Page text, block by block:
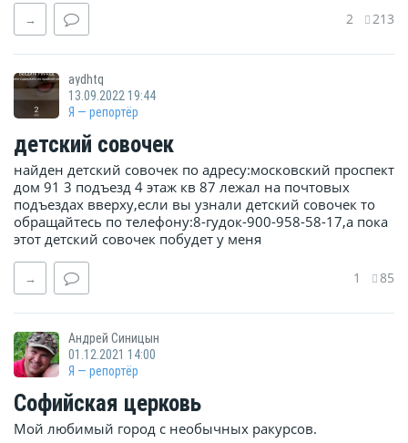
→ 2 213
aydhtq
13.09.2022 19:44
Я — репортёр
детский совочек
найден детский совочек по адресу:московский проспект
дом 91 3 подъезд 4 этаж кв 87 лежал на почтовых
подъездах вверху,если вы узнали детский совочек то
обращайтесь по телефону:8-гудок-900-958-58-17,а пока
этот детский совочек побудет у меня
→ 1 85
Андрей Синицын
01.12.2021 14:00
Я — репортёр
Софийская церковь
Мой любимый город с необычных ракурсов.